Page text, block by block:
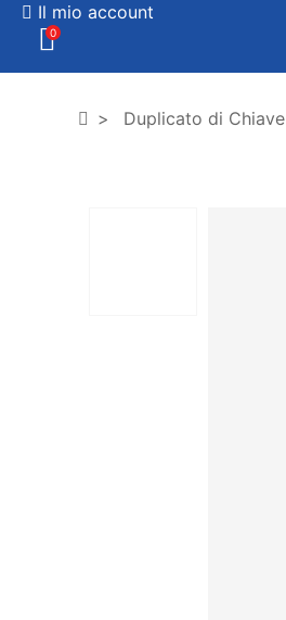
Il mio account
0
Duplicato di Chiave